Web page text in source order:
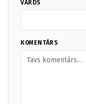
VĀRDS
KOMENTĀRS